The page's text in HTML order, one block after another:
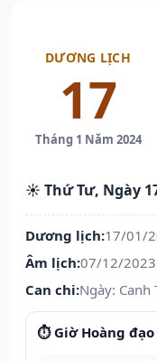
DƯƠNG LỊCH
17
Tháng 1 Năm 2024
☀️ Thứ Tư, Ngày
Dương lịch:17/01/
Âm lịch:07/12/2023
Can chi:Ngày:
⏱️ Giờ Hoàng đạo